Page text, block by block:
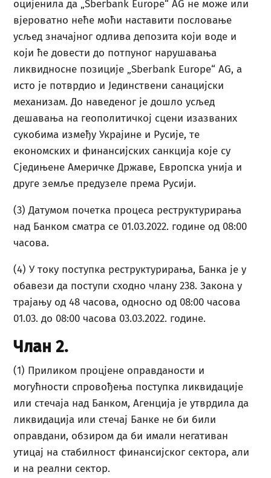
оцијенила да „Sbегbаnk Еurope“ AG не може или
вјероватно неће моћи наставити пословање
усљед значајног одлива депозита који воде и
који ће довести до потпуног нарушавања
ликвидносне позиције „Sberbank Europe“ AG, а
исто је потврдио и Јединствени санацијски
механизам. До наведеног је дошло усљед
дешавања на геополитичкој сцени изазваних
сукобима између Украјине и Русије, те
економских и финансијских санкција које су
Сједињене Америчке Државе, Европска унија и
друге земље предузеле према Русији.
(3) Датумом почетка процеса реструктурирања
над Банком сматра се 01.03.2022. године од 08:00
часова.
(4) У току поступка реструктурирања, Банка је у
обавези да поступи сходно члану 238. Закона у
трајању од 48 часова, односно од 08:00 часова
01.03. до 08:00 часова 03.03.2022. године.
Члан 2.
(1) Приликом процјене оправданости и
могућности спровођења поступка ликвидације
или стечаја над Банком, Агенција је утврдила да
ликвидација или стечај Банке не би били
оправдани, обзиром да би имали негативан
утицај на стабилност финансијског сектора, али
и на реални сектор.